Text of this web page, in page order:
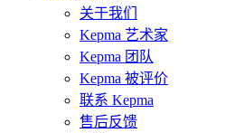
关于我们
Kepma 艺术家
Kepma 团队
Kepma 被评价
联系 Kepma
售后反馈